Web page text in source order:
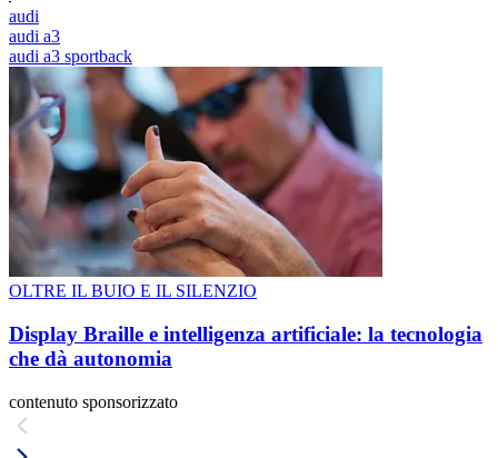
audi
audi a3
audi a3 sportback
OLTRE IL BUIO E IL SILENZIO
Display Braille e intelligenza artificiale: la tecnologia
che dà autonomia
contenuto sponsorizzato